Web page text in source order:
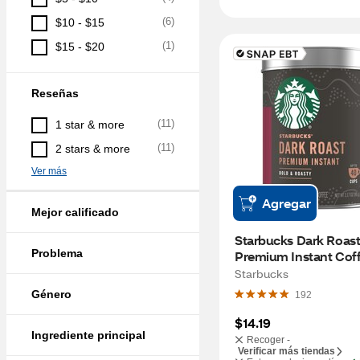
$10 - $15 (6)
$15 - $20 (1)
Reseñas
1 star & more (11)
2 stars & more (11)
Ver más
Mejor calificado
Problema
Género
Ingrediente principal
Agregar
Starbucks Dark Roast
Premium Instant
oz
Starbucks
192
$14.19
Recoger -
Verificar más tiendas